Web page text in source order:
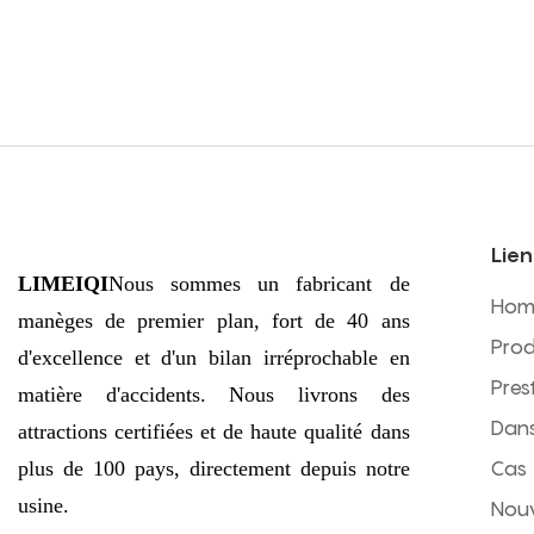
LIMEIQINous sommes un fabricant de
manèges de premier plan, fort de 40 ans
d'excellence et d'un bilan irréprochable en
matière d'accidents. Nous livrons des
attractions certifiées et de haute qualité dans
plus de 100 pays, directement depuis notre
usine.
Cas